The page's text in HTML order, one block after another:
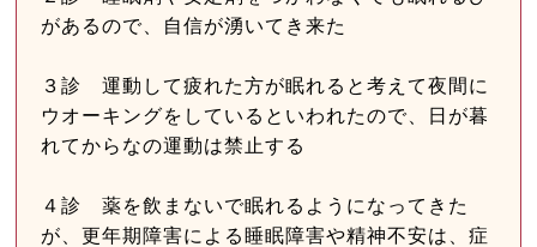
があるので、自信が湧いてき来た
３診 運動して疲れた方が眠れると考えて夜間に
ウオーキングをしているといわれたので、日が暮
れてからなの運動は禁止する
４診 薬を飲まないで眠れるようになってきた
が、更年期障害による睡眠障害や精神不安は、症